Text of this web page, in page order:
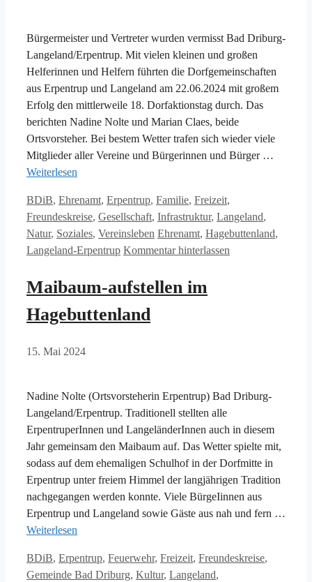
Bürgermeister und Vertreter wurden vermisst Bad Driburg-
Langeland/Erpentrup. Mit vielen kleinen und großen
Helferinnen und Helfern führten die Dorfgemeinschaften
aus Erpentrup und Langeland am 22.06.2024 mit großem
Erfolg den mittlerweile 18. Dorfaktionstag durch. Das
berichten Nadine Nolte und Marian Claes, beide
Ortsvorsteher. Bei bestem Wetter trafen sich wieder viele
Mitglieder aller Vereine und Bürgerinnen und Bürger …
Weiterlesen
Kategorien
BDiB, Ehrenamt, Erpentrup, Familie, Freizeit,
Freundeskreise, Gesellschaft, Infrastruktur, Langeland,
Natur, Soziales, Vereinsleben Schlagwörter
Ehrenamt, Hagebuttenland,
Langeland-Erpentrup Kommentar hinterlassen
Maibaum-aufstellen im
Hagebuttenland
15. Mai 2024
Nadine Nolte (Ortsvorsteherin Erpentrup) Bad Driburg-
Langeland/Erpentrup. Traditionell stellten alle
ErpentruperInnen und LangeländerInnen auch in diesem
Jahr gemeinsam den Maibaum auf. Das Wetter spielte mit,
sodass auf dem ehemaligen Schulhof in der Dorfmitte in
Erpentrup unter freiem Himmel der langjährigen Tradition
nachgegangen werden konnte. Viele BürgeIinnen aus
Erpentrup und Langeland sowie Gäste aus nah und fern …
Weiterlesen
Kategorien
BDiB, Erpentrup, Feuerwehr, Freizeit, Freundeskreise,
Gemeinde Bad Driburg, Kultur, Langeland,